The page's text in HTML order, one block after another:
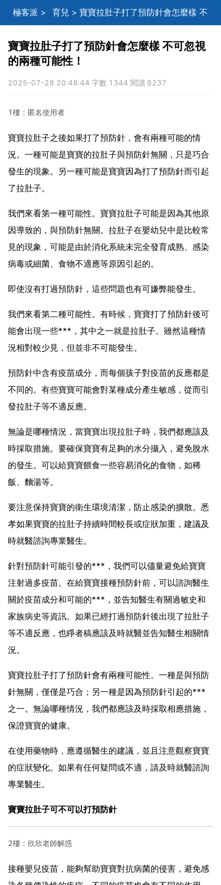
極客派 > 育兒 > 寶寶拉肚子打了預防針會怎麼樣 不
可忽視的兩種可能性！
寶寶拉肚子打了預防針會怎麼樣 不可忽視
的兩種可能性！
2025-07-28 20:48:44 字數 1344 閱讀 8237
1樓：匿名使用者
寶寶拉肚子之後如果打了預防針，會有兩種可能的情
況。一種可能是寶寶的拉肚子與預防針無關，只是巧合
發生的現象。另一種可能是寶寶因為打了預防針而引起
了拉肚子。
我們來看第一種可能性。寶寶拉肚子可能是因為其他原
因導致的，與預防針無關。拉肚子在嬰幼兒中是比較常
見的現象，可能是由於消化系統未完全發育成熟、感染
病毒或細菌、食物不適應等原因引起的。
即使沒有打過預防針，這些問題也有可嫌弊能發生。
我們來看第二種可能性。有時候，寶寶打了預防針後可
能會出現一些***，其中之一就是拉肚子。雖然這種情
況相對較少見，但並非不可能發生。
預防針中含有疫苗成分，而每個孩子對疫苗的反應都是
不同的。有些寶寶可能會對某種成分產生敏感，從而引
發拉肚子等不適反應。
無論是哪種情況，當寶寶出現拉肚子時，我們都應該及
時採取措施。要確保寶寶有足夠的水分攝入，避免脫水
的發生。可以給寶寶餵食一些容易消化的食物，如稀
飯、麵湯等。
要注意保持寶寶的衛生環境清潔，防止感染的擴散。悉
孝如果寶寶的拉肚子持續時間較長或症狀加重，建議及
時就醫諮詢專業醫生。
針對預防針可能引發的***，我們可以儘量避免給寶寶
注射過多疫苗。在給寶寶接種預防針前，可以諮詢醫生
關於疫苗成分和可能的***，並告知醫生有關過敏史和
家族病史等資訊。如果已經打過預防針後出現了拉肚子
等不適反應，也睜者稿應該及時就醫並告知醫生相關情
況。
寶寶拉肚子打了預防針會有兩種可能性。一種是與預防
針無關，僅僅是巧合；另一種是因為預防針引起的***
之一。無論哪種情況，我們都應該及時採取相應措施，
保證寶寶的健康。
在使用藥物時，應遵循醫生的建議，並且注意觀察寶寶
的症狀變化。如果有任何疑問或不適，請及時就醫諮詢
專業醫生。
寶寶拉肚子可不可以打預防針
2樓：欣欣老師解惑
接種嬰兒疫苗，能夠幫助寶寶對抗病菌的侵害，避免感